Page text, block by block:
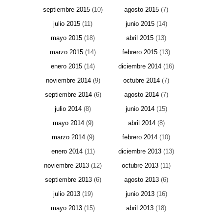
septiembre 2015 (10) agosto 2015 (7)
julio 2015 (11) junio 2015(14)
mayo 2015 (18) abril 2015 (13)
marzo 2015 (14) febrero 2015 (13)
enero 2015 (14) diciembre 2014 (16)
noviembre 2014(9) octubre 2014 (7)
septiembre 2014(6) agosto 2014 (7)
julio 2014 (8) junio 2014(15)
mayo 2014(9) abril 2014(8)
marzo 2014(9) febrero 2014 (10)
enero 2014(11) diciembre 2013 (13)
noviembre 2013 (12) octubre 2013 (11)
septiembre 2013(6) agosto 2013 (6)
julio 2013(19) junio 2013(16)
mayo 2013 (15) abril 2013 (18)